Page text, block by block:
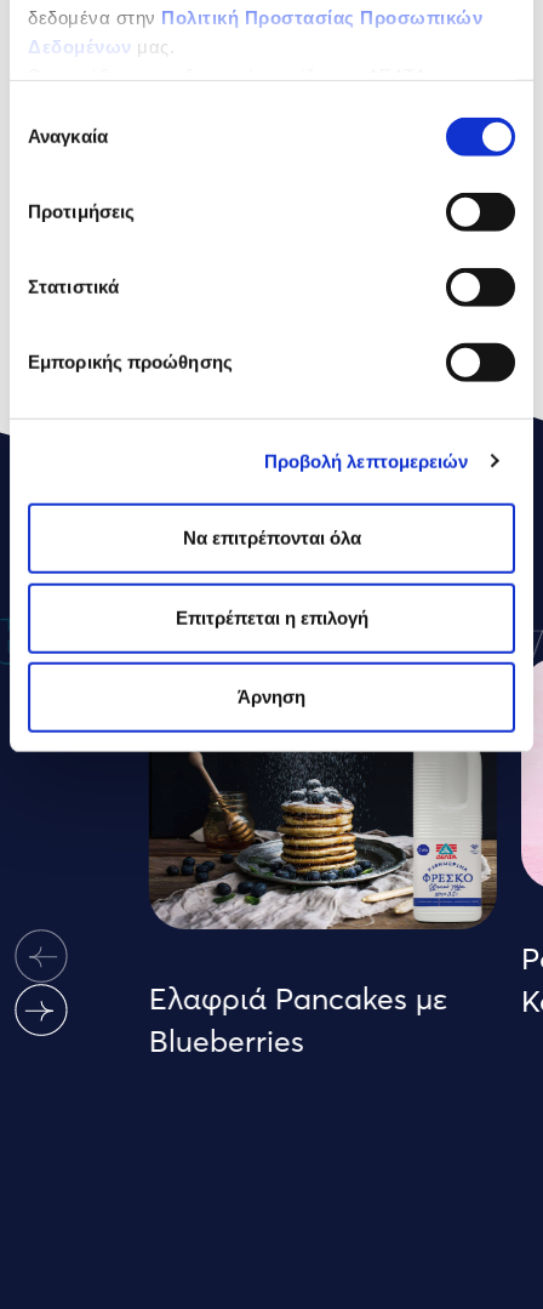
δεδομένα στην Πολιτική Προστασίας Προσωπικών
Δεδομένων μας.
συγκατάθεσης
Αναγκαία
Προτιμήσεις
Στατιστικά
Εμπορικής προώθησης
Προβολή λεπτομερειών
Να επιτρέπονται όλα
Επιτρέπεται η επιλογή
Άρνηση
ΔΙΑΤΡΟΦΙΚΗ ΔΗΛΩΣΗ
ανά 100 g
Ενέργεια
459kJ/109kcal
Λιπαρά
4,0g
Υδατάνθρακες
10,8g
10,8g
7,5g
Aλάτι
0,3g
ΔΕΛΤΑΣΥΝΤΑΓΕΣ
Ελαφριά Pancakes με
Blueberries